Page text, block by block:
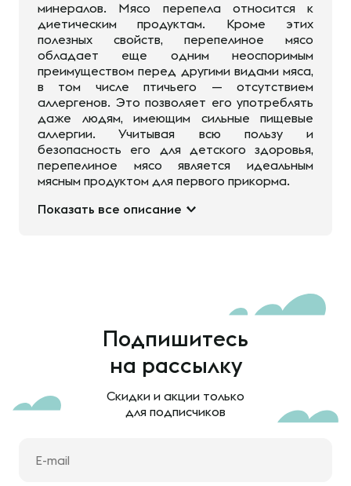
минералов. Мясо перепела относится к
диетическим продуктам. Кроме этих
полезных свойств, перепелиное мясо
обладает еще одним неоспоримым
преимуществом перед другими видами мяса,
в том числе птичьего — отсутствием
аллергенов. Это позволяет его употреблять
даже людям, имеющим сильные пищевые
аллергии. Учитывая всю пользу и
безопасность его для детского здоровья,
перепелиное мясо является идеальным
мясным продуктом для первого прикорма.
Показать все описание
Подпишитесь
на рассылку
Скидки и акции только
для подписчиков